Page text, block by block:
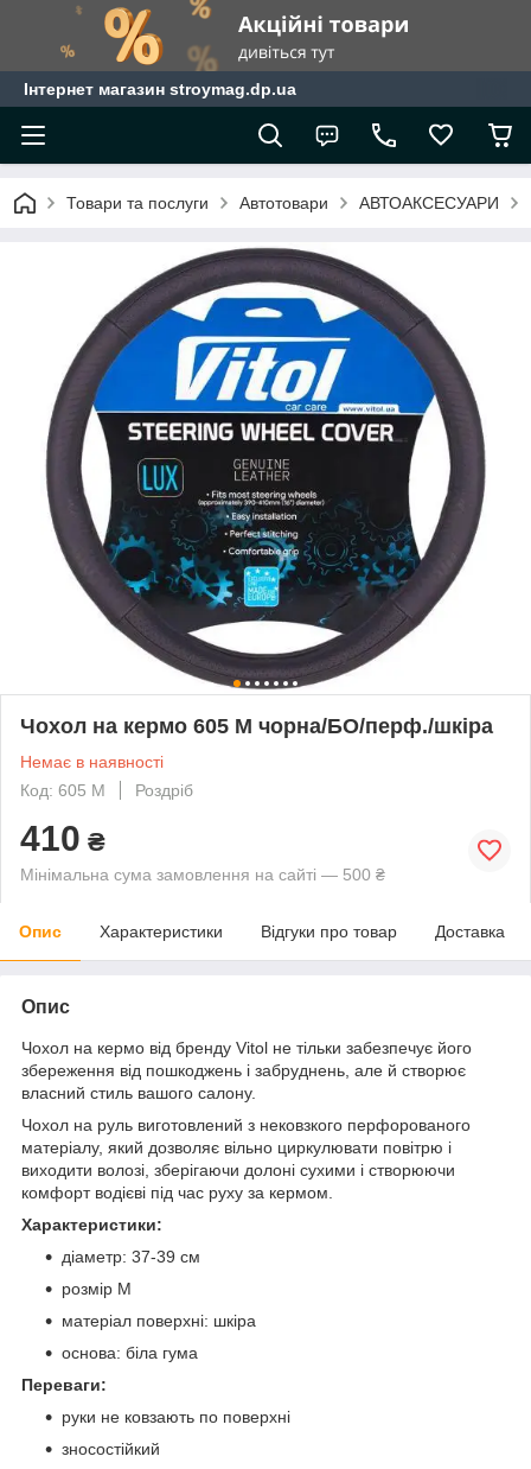
Інтернет магазин stroymag.dp.ua
Товари та послуги Автотовари АВТОАКСЕСУАРИ
Чохол на кермо 605 M чорна/БО/перф./шкіра
Немає в наявності
Код: 605 M
Роздріб
410 ₴
Мінімальна сума замовлення на сайті — 500 ₴
Опис Характеристики Відгуки про товар Доставка
Опис
Чохол на кермо від бренду Vitol не тільки забезпечує його
збереження від пошкоджень і забруднень, але й створює
власний стиль вашого салону.
Чохол на руль виготовлений з нековзкого перфорованого
матеріалу, який дозволяє вільно циркулювати повітрю і
виходити волозі, зберігаючи долоні сухими і створюючи
комфорт водієві під час руху за кермом.
Характеристики:
діаметр: 37-39 см
розмір M
матеріал поверхні: шкіра
основа: біла гума
Переваги:
руки не ковзають по поверхні
зносостійкий